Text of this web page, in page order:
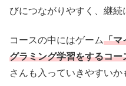
びにつながりやすく、継続
コースの中にはゲーム「マ
グラミング学習をするコー
さんも入っていきやすいか